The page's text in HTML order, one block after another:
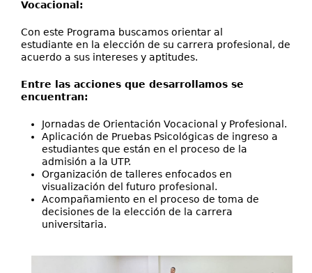
Vocacional:
Con este Programa buscamos orientar al
estudiante en la elección de su carrera profesional, de
acuerdo a sus intereses y aptitudes.
Entre las acciones que desarrollamos se
encuentran:
Jornadas de Orientación Vocacional y Profesional.
Aplicación de Pruebas Psicológicas de ingreso a
estudiantes que están en el proceso de la
admisión a la UTP.
Organización de talleres enfocados en
visualización del futuro profesional.
Acompañamiento en el proceso de toma de
decisiones de la elección de la carrera
universitaria.